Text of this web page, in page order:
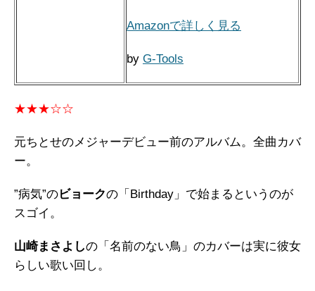
Amazonで詳しく見る
by G-Tools
★★★☆☆
元ちとせのメジャーデビュー前のアルバム。全曲カバ
ー。
”病気”のビョークの「Birthday」で始まるというのが
スゴイ。
山崎まさよしの「名前のない鳥」のカバーは実に彼女
らしい歌い回し。